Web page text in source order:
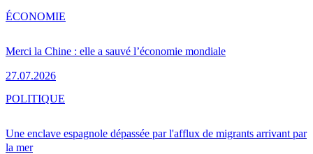
Merci la Chine : elle a sauvé l’économie mondiale
27.07.2026
ÉCONOMIE
Une enclave espagnole dépassée par l'afflux de migrants arrivant par
la mer
POLITIQUE